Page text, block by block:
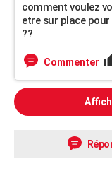
comment voulez
etre sur place
??
Commenter